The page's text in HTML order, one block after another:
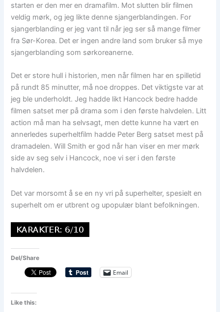
starten er den mer en dramafilm. Mot slutten blir filmen
veldig mørk, og jeg likte denne sjangerblandingen. For
sjangerblanding er jeg vant til når jeg ser så mange filmer
fra Sør-Korea. Det er ingen andre land som bruker så mye
sjangerblanding som sørkoreanerne.
Det er store hull i historien, men når filmen har en spilletid
på rundt 85 minutter, må noe droppes. Det viktigste var at
jeg ble underholdt. Jeg hadde likt Hancock bedre hadde
filmen satset mer på drama som i den første halvdelen. Litt
action må man ha selvsagt, men dette kunne ha vært en
annerledes superheltfilm hadde Peter Berg satset mest på
dramadelen. Will Smith er god når han viser en mer mørk
side av seg selv i Hancock, noe vi ser i den første
halvdelen.
Det var morsomt å se en ny vri på superhelter, spesielt en
superhelt om er utbrent og upopulær blant befolkningen.
Del/Share
Email
Like this: